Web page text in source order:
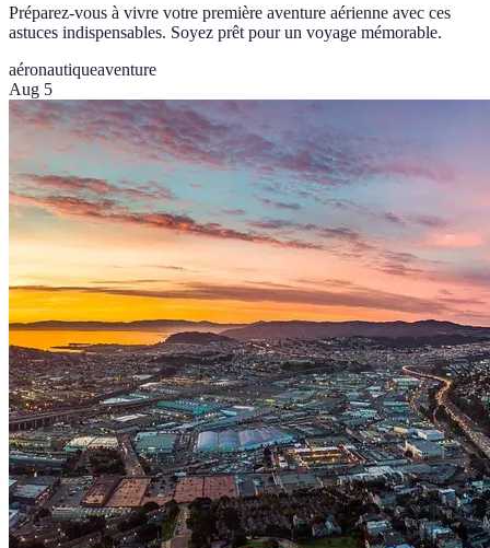
Préparez-vous à vivre votre première aventure aérienne avec ces
astuces indispensables. Soyez prêt pour un voyage mémorable.
aéronautiqueaventure
Aug 5